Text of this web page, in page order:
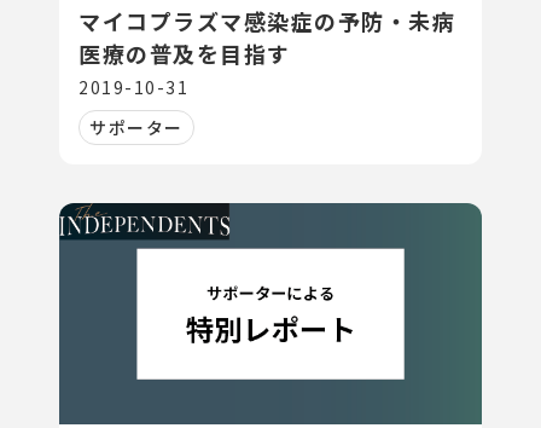
マイコプラズマ感染症の予防・未病
医療の普及を目指す
2019-10-31
サポーター